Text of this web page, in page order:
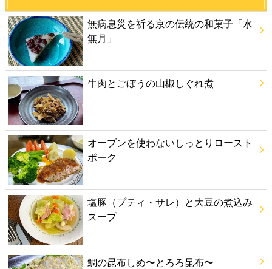
無病息災を祈る京の伝統の和菓子「水
無月」
牛肉とごぼうの山椒しぐれ煮
オーブンを使わないしっとりロースト
ポーク
塩豚（プティ・サレ）と大豆の煮込み
スープ
鯛の昆布しめ〜とろろ昆布〜